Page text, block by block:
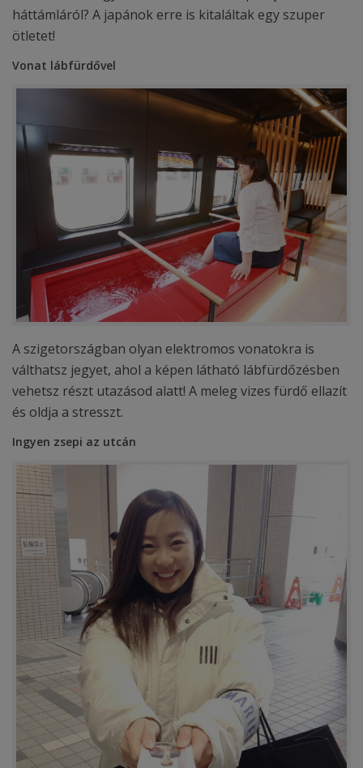
háttámláról? A japánok erre is kitaláltak egy szuper
ötletet!
Vonat lábfürdővel
A szigetországban olyan elektromos vonatokra is
válthatsz jegyet, ahol a képen látható lábfürdőzésben
vehetsz részt utazásod alatt! A meleg vizes fürdő ellazít
és oldja a stresszt.
Ingyen zsepi az utcán